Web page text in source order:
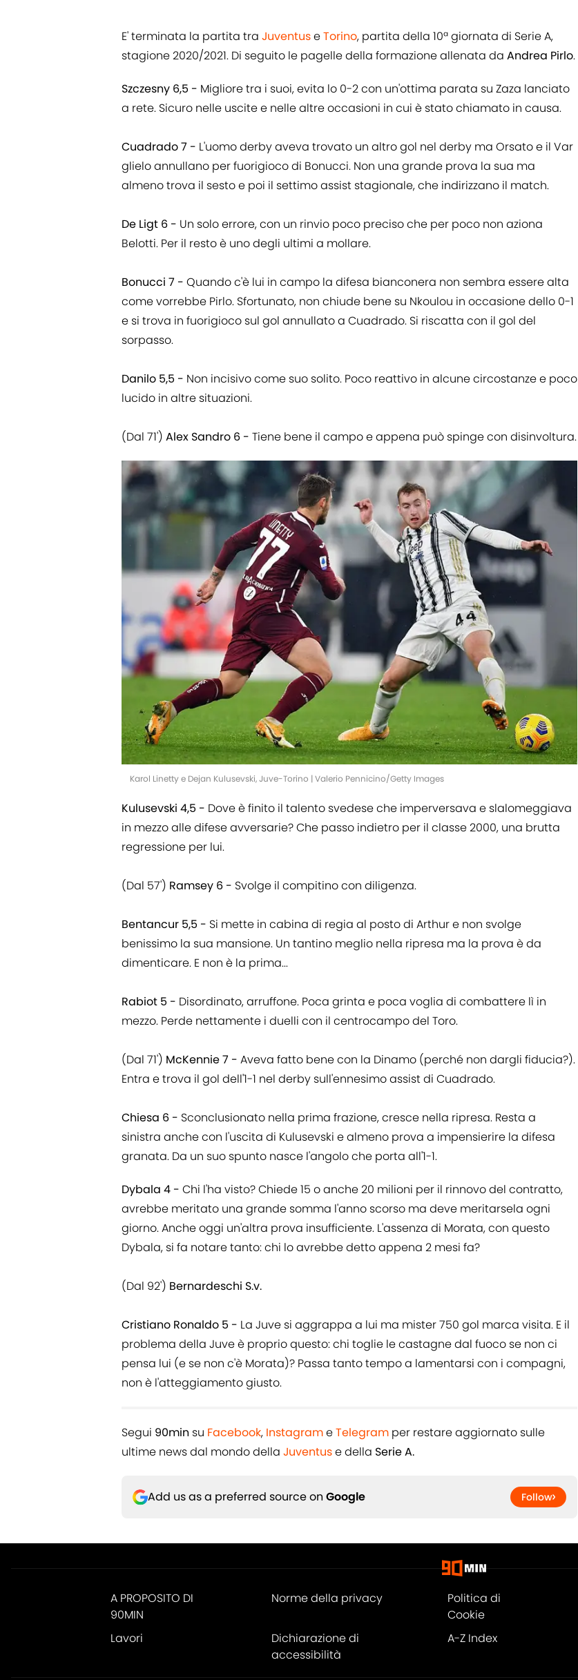
E' terminata la partita tra JuventuseTorino, partita della 10ª giornata di Serie A,
stagione 2020/2021. Di seguito le pagelle della formazione allenata da Andrea Pirlo.
Szczesny 6,5 - Migliore tra i suoi, evita lo 0-2 con un'ottima parata su Zaza lanciato
a rete. Sicuro nelle uscite e nelle altre occasioni in cui è stato chiamato in causa.
Cuadrado 7 - L'uomo derby aveva trovato un altro gol nel derby ma Orsato e il Var
glielo annullano per fuorigioco di Bonucci. Non una grande prova la sua ma
almeno trova il sesto e poi il settimo assist stagionale, che indirizzano il match.
De Ligt 6 - Un solo errore, con un rinvio poco preciso che per poco non aziona
Belotti. Per il resto è uno degli ultimi a mollare.
Bonucci 7 - Quando c'è lui in campo la difesa bianconera non sembra essere alta
come vorrebbe Pirlo. Sfortunato, non chiude bene su Nkoulou in occasione dello 0-1
e si trova in fuorigioco sul gol annullato a Cuadrado. Si riscatta con il gol del
sorpasso.
Danilo 5,5 - Non incisivo come suo solito. Poco reattivo in alcune circostanze e poco
lucido in altre situazioni.
(Dal 71') Alex Sandro 6 - Tiene bene il campo e appena può spinge con disinvoltura.
Karol Linetty e Dejan Kulusevski, Juve-Torino | Valerio Pennicino/Getty Images
Kulusevski 4,5 - Dove è finito il talento svedese che imperversava e slalomeggiava
in mezzo alle difese avversarie? Che passo indietro per il classe 2000, una brutta
regressione per lui.
(Dal 57') Ramsey 6 - Svolge il compitino con diligenza.
Bentancur 5,5 - Si mette in cabina di regia al posto di Arthur e non svolge
benissimo la sua mansione. Un tantino meglio nella ripresa ma la prova è da
dimenticare. E non è la prima...
Rabiot 5 - Disordinato, arruffone. Poca grinta e poca voglia di combattere lì in
mezzo. Perde nettamente i duelli con il centrocampo del Toro.
(Dal 71') McKennie 7 - Aveva fatto bene con la Dinamo (perché non dargli fiducia?).
Entra e trova il gol dell'1-1 nel derby sull'ennesimo assist di Cuadrado.
Chiesa 6 - Sconclusionato nella prima frazione, cresce nella ripresa. Resta a
sinistra anche con l'uscita di Kulusevski e almeno prova a impensierire la difesa
granata. Da un suo spunto nasce l'angolo che porta all'1-1.
Dybala 4 - Chi l'ha visto? Chiede 15 o anche 20 milioni per il rinnovo del contratto,
avrebbe meritato una grande somma l'anno scorso ma deve meritarsela ogni
giorno. Anche oggi un'altra prova insufficiente. L'assenza di Morata, con questo
Dybala, si fa notare tanto: chi lo avrebbe detto appena 2 mesi fa?
(Dal 92') Bernardeschi S.v.
Cristiano Ronaldo 5 - La Juve si aggrappa a lui ma mister 750 gol marca visita. E il
problema della Juve è proprio questo: chi toglie le castagne dal fuoco se non ci
pensa lui (e se non c'è Morata)? Passa tanto tempo a lamentarsi con i compagni,
non è l'atteggiamento giusto.
Segui 90min su Facebook, InstagrameTelegram per restare aggiornato sulle
ultime news dal mondo della Juventuse della Serie A.
Add us as a preferred source on Google Follow
A PROPOSITO DI
90MIN
Norme della privacy
Politica di
Cookie
Lavori
Dichiarazione di
accessibilità
A-Z Index